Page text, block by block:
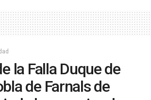
la Falla Duque de
de Farnals de